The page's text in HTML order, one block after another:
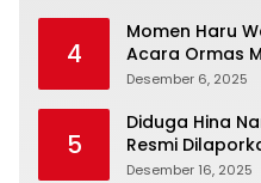
4
Momen Haru
Acara Ormas
Peci Hitam
Desember 6, 2025
5
Diduga Hina
Resmi
Desember 16, 2025